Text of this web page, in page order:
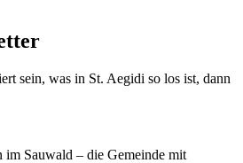
sein, was in St. Aegidi so los ist, dann
im Sauwald – die Gemeinde mit